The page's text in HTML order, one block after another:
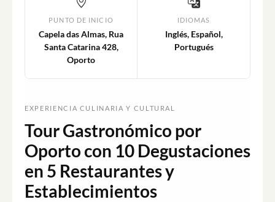
PUNTO DE INICIO
Capela das Almas, Rua
Santa Catarina 428,
Oporto
IDIOMAS
Inglés, Español,
Portugués
EXPERIENCIA CULINARIA Y CULTURAL
Tour Gastronómico por
Oporto con 10 Degustaciones
en 5 Restaurantes y
Establecimientos